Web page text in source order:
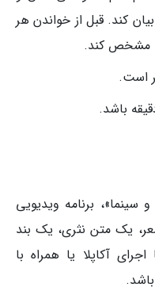
کند. قبل از خواندن هر
را مشخص کند.
است.
سینما»، برنامه ویدیویی
یک متن نثری، یک بند
آکاپلا یا همراه با